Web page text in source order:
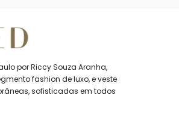
por Riccy Souza Aranha,
fashion de luxo, e veste
sofisticadas em todos